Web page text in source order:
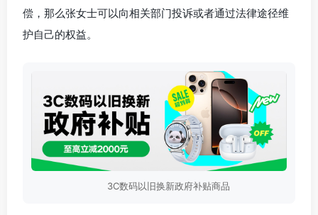
偿，那么张女士可以向相关部门投诉或者通过法律途径维
护自己的权益。
3C数码以旧换新政府补贴商品